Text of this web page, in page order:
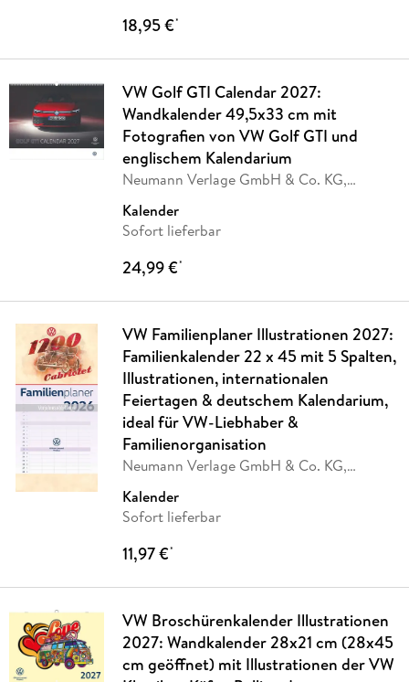
18,95 €*
VW Golf GTI Calendar 2027:
Wandkalender 49,5x33 cm mit
Fotografien von VW Golf GTI und
englischem Kalendarium
Neumann Verlage GmbH & Co. KG,
Kalender
Sofort lieferbar
24,99 €*
VW Familienplaner Illustrationen 2027:
Familienkalender 22 x 45 mit 5 Spalten,
Illustrationen, internationalen
Feiertagen & deutschem Kalendarium,
ideal für VW-Liebhaber &
Familienorganisation
Neumann Verlage GmbH & Co. KG,
Kalender
Sofort lieferbar
11,97 €*
VW Broschürenkalender Illustrationen
2027: Wandkalender 28x21 cm (28x45
cm geöffnet) mit Illustrationen der VW